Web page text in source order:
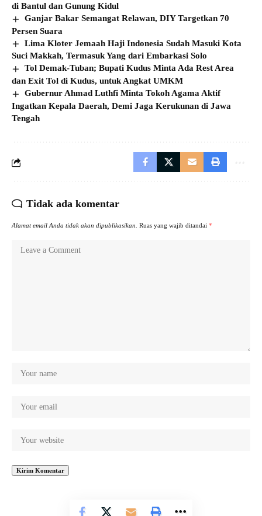
di Bantul dan Gunung Kidul
Ganjar Bakar Semangat Relawan, DIY Targetkan 70
Persen Suara
Lima Kloter Jemaah Haji Indonesia Sudah Masuki Kota
Suci Makkah, Termasuk Yang dari Embarkasi Solo
Tol Demak-Tuban; Bupati Kudus Minta Ada Rest Area
dan Exit Tol di Kudus, untuk Angkat UMKM
Gubernur Ahmad Luthfi Minta Tokoh Agama Aktif
Ingatkan Kepala Daerah, Demi Jaga Kerukunan di Jawa
Tengah
Tidak ada komentar
Alamat email Anda tidak akan dipublikasikan. Ruas yang wajib ditandai *